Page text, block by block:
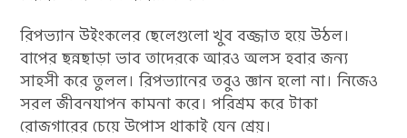
রিপভ্যান উইংকলের ছেলেগুলো খুব বজ্জাত হয়ে উঠল।
বাপের ছন্নছাড়া ভাব তাদেরকে আরও অলস হবার জন্য
সাহসী করে তুলল। রিপভ্যানের তবুও জ্ঞান হলো না। নিজেও
সরল জীবনযাপন কামনা করে। পরিশ্রম করে টাকা
রোজগারের চেয়ে উপোস থাকাই যেন শ্রেয়।